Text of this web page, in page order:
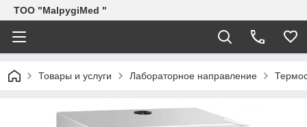
ТОО "MalpygiMed "
Товары и услуги Лабораторное направление